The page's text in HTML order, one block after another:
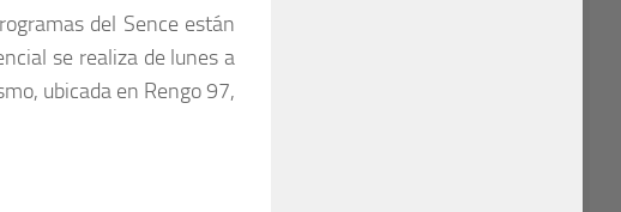
del Sence están
se realiza de lunes a
ubicada en Rengo 97,